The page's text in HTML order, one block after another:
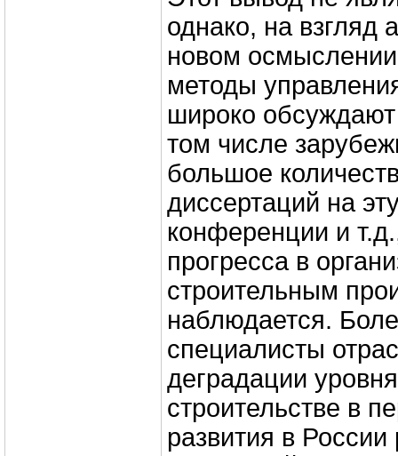
однако, на взгляд
новом
методы
широко
том числе
большое
диссертаций на
конференции и
прогресса в
строительным
наблюдается.
специалисты
деградации
строительстве в
развития в